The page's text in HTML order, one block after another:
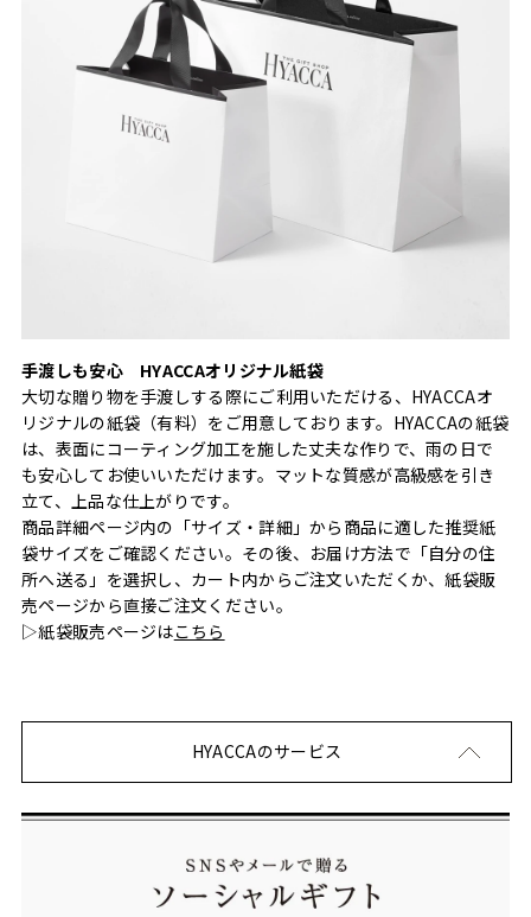
手渡しも安心 HYACCAオリジナル紙袋
大切な贈り物を手渡しする際にご利用いただける、HYACCAオ
リジナルの紙袋（有料）をご用意しております。HYACCAの紙袋
は、表面にコーティング加工を施した丈夫な作りで、雨の日で
も安心してお使いいただけます。マットな質感が高級感を引き
立て、上品な仕上がりです。
商品詳細ページ内の「サイズ・詳細」から商品に適した推奨紙
袋サイズをご確認ください。その後、お届け方法で「自分の住
所へ送る」を選択し、カート内からご注文いただくか、紙袋販
売ページから直接ご注文ください。
▷紙袋販売ページはこちら
HYACCAのサービス